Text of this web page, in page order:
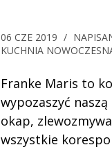
06 CZE 2019 /
KUCHNIA
Franke Maris to
wypozaszyć
okap,
wszystkie